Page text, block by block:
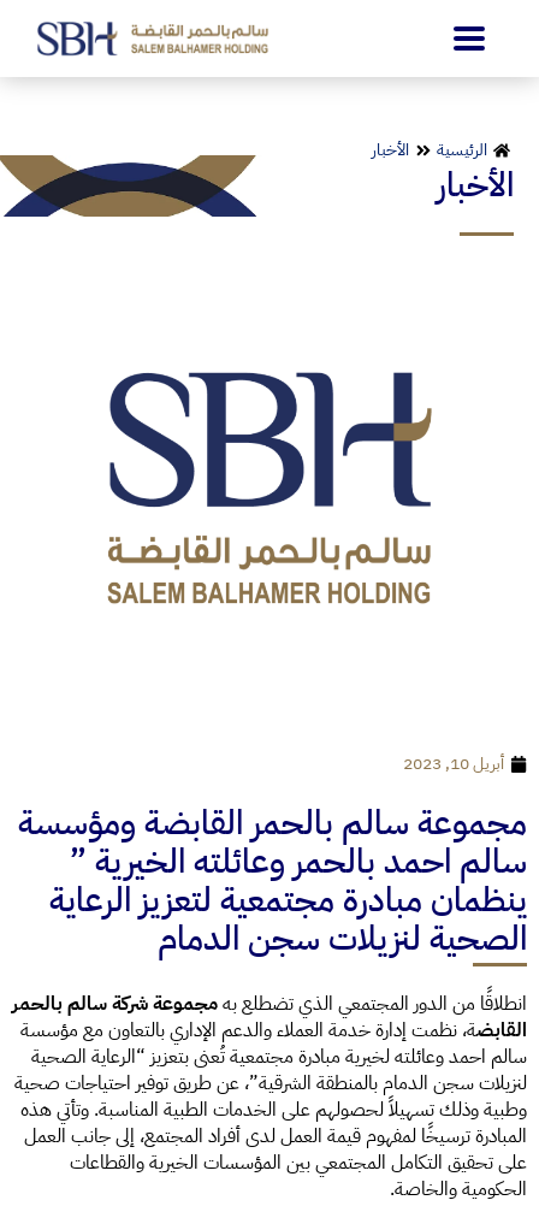
الرئيسية الأخبار
الأخبار
أبريل 10, 2023
مجموعة سالم بالحمر القابضة ومؤسسة
سالم احمد بالحمر وعائلته الخيرية ”
ينظمان مبادرة مجتمعية لتعزيز الرعاية
الصحية لنزيلات سجن الدمام
انطلاقًا من الدور المجتمعي الذي تضطلع بهمجموعة شركة سالم بالحمر
القابضة، نظمت إدارة خدمة العملاء والدعم الإداري بالتعاون مع مؤسسة
سالم احمد وعائلته لخيرية مبادرة مجتمعية تُعنى بتعزيز “الرعاية الصحية
لنزيلات سجن الدمام بالمنطقة الشرقية”، عن طريق توفير احتياجات صحية
وطبية وذلك تسهيلاً لحصولهم على الخدمات الطبية المناسبة. وتأتي هذه
المبادرة ترسيخًا لمفهوم قيمة العمل لدى أفراد المجتمع، إلى جانب العمل
على تحقيق التكامل المجتمعي بين المؤسسات الخيرية والقطاعات
الحكومية والخاصة.